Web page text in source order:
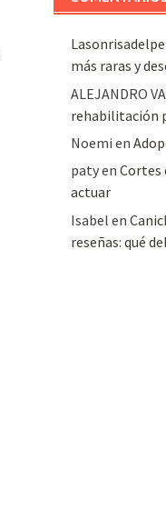
más raras y
ALEJANDRO
rehabilitación
Noemi en
patyen Cortes
actuar
Isabel en
reseñas: qué